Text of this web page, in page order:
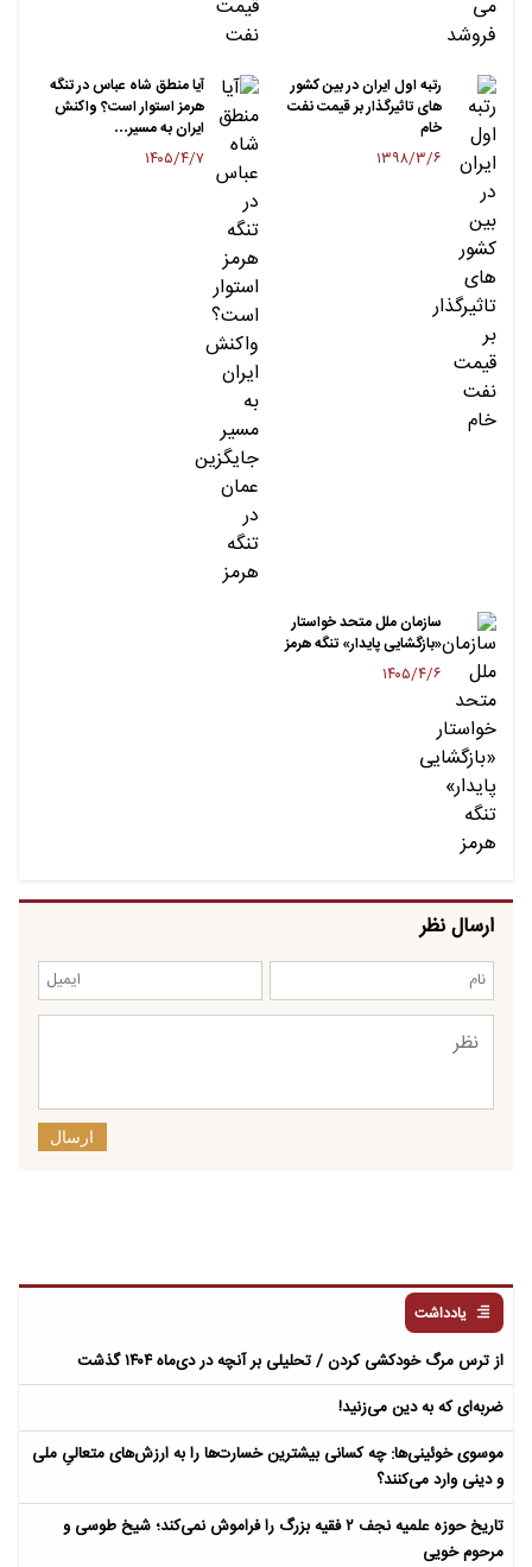
رتبه اول ایران در بین کشور
های تاثیرگذار بر قیمت نفت
خام
۱۳۹۸/۳/۶
آیا منطق شاه عباس در تنگه
هرمز استوار است؟ واکنش
ایران به مسیر…
۱۴۰۵/۴/۷
سازمان ملل متحد خواستار
«بازگشایی پایدار» تنگه هرمز
۱۴۰۵/۴/۶
ارسال نظر
ارسال
یادداشت
از ترس مرگ خودکشی کردن / تحلیلی بر آنچه در دی‌ماه ۱۴۰۴ گذشت
ضربه‌ای که به دین می‌زنید!
موسوی خوئینی‌ها: چه کسانی بیشترین خسارت‌ها را به ارزش‌های متعالیِ ملی
و دینی وارد می‌کنند؟
تاریخ حوزه علمیه نجف ۲ فقیه بزرگ را فراموش نمی‌کند؛ شیخ طوسی و
مرحوم خویی